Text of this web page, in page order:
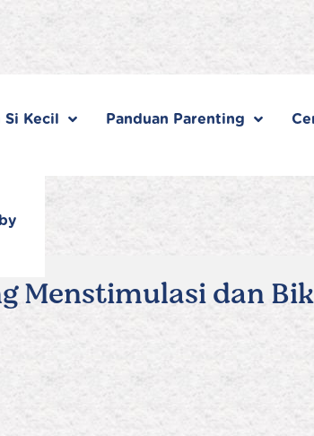
Si Kecil Panduan Parenting
Menstimulasi dan